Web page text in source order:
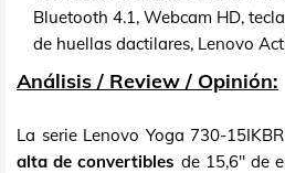
Bluetooth 4.1, Webcam HD,
de huellas dactilares, Lenovo
Análisis / Review / Opinión:
La serie Lenovo Yoga 730-
alta de convertibles de 15,6" de